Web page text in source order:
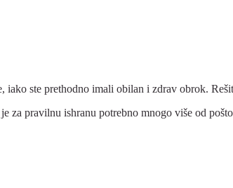
iako ste prethodno imali obilan i zdrav obrok.
pravilnu ishranu potrebno mnogo više od